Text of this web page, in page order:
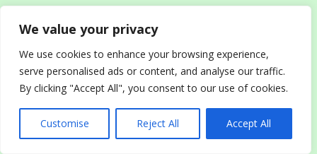
We value your privacy
We use cookies to enhance your browsing experience,
serve personalised ads or content, and analyse our traffic.
By clicking "Accept All", you consent to our use of cookies.
Customise Reject All Accept All
шестидесяти, с ярким платком на голове и живыми
глазами. Она подошла с добродушной улыбкой.
— Ну что, Марго, нашла своих? Я же говорила —
сердце не обманет!
Это была Валентина Семеновна. Она тепло